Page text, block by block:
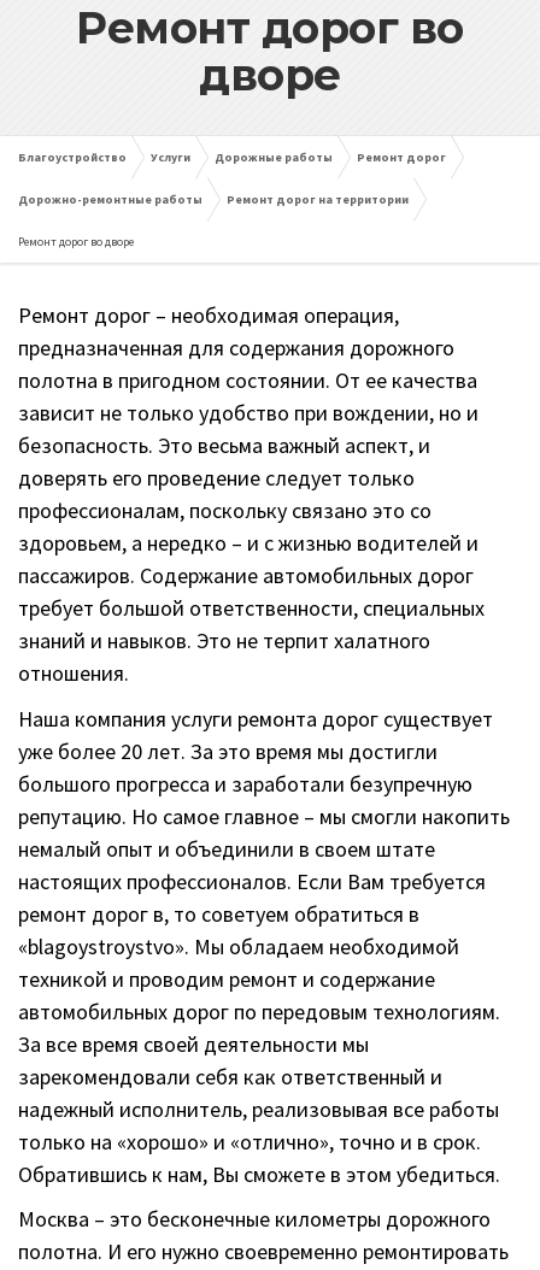
Ремонт дорог во
дворе
Благоустройство Услуги Дорожные работы Ремонт дорог
Дорожно-ремонтные работы Ремонт дорог на территории
Ремонт дорог во дворе
Ремонт дорог – необходимая операция,
предназначенная для содержания дорожного
полотна в пригодном состоянии. От ее качества
зависит не только удобство при вождении, но и
безопасность. Это весьма важный аспект, и
доверять его проведение следует только
профессионалам, поскольку связано это со
здоровьем, а нередко – и с жизнью водителей и
пассажиров. Содержание автомобильных дорог
требует большой ответственности, специальных
знаний и навыков. Это не терпит халатного
отношения.
Наша компания услуги ремонта дорог существует
уже более 20 лет. За это время мы достигли
большого прогресса и заработали безупречную
репутацию. Но самое главное – мы смогли накопить
немалый опыт и объединили в своем штате
настоящих профессионалов. Если Вам требуется
ремонт дорог в, то советуем обратиться в
«blagoystroystvo». Мы обладаем необходимой
техникой и проводим ремонт и содержание
автомобильных дорог по передовым технологиям.
За все время своей деятельности мы
зарекомендовали себя как ответственный и
надежный исполнитель, реализовывая все работы
только на «хорошо» и «отлично», точно и в срок.
Обратившись к нам, Вы сможете в этом убедиться.
Москва – это бесконечные километры дорожного
полотна. И его нужно своевременно ремонтировать